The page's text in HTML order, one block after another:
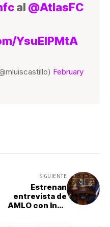
al @AtlasFC
YsuElPMtA
February
SIGUIENTE
Estrenan
entrevista de
AMLO con Inna